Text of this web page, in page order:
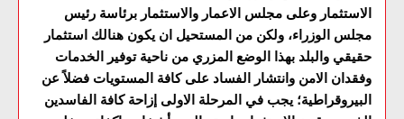
الاستثمار وعلى مجلس الاعمار والاستثمار برئاسة رئيس
مجلس الوزراء، ولكن من المستحيل ان يكون هنالك استثمار
حقيقي والبلد بهذا الوضع المزري من ناحية توفير الخدمات
وفقدان الامن وانتشار الفساد على كافة المستويات فضلاً عن
البيروقراطية؛ يجب في المرحلة الاولى إزاحة كافة الفاسدين